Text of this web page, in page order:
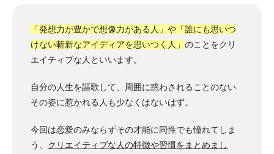
「発想力が豊かで想像力がある人」や「誰にも思いつ
けない斬新なアイディアを思いつく人」 のことをクリ
エイティブな人といいます。
自分の人生を謳歌して、
周囲に惑わされることのない
その姿に惹かれる人も少なくはないはず。
今回は恋愛のみならずその才能に同性でも憧れてしま
う、 クリエイティブな人の特徴や習慣をまとめまし